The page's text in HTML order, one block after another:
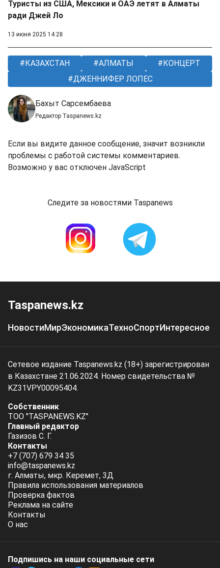
Туристы из США, Мексики и ОАЭ летят в Алматы
ради Джей Ло
13 июня 2025 14:28
КАЗАХСТАН АЛМАТЫ
КОНЦЕРТ
ДЖЕННИФЕР ЛОПЕС
Бахыт Сарсембаева
Редактор Taspanews.kz
Если вы видите данное сообщение, значит возникли
проблемы с работой системы комментариев.
Возможно у вас отключен JavaScript
Следите за новостями Taspanews
Taspanews.kz
НовостиМирЭкономикаТехноСпортИнтересное
Сетевое издание Taspanews.kz (18+) зарегистрирован
в Казахстане 21.06.2024. Номер свидетельства №
KZ31VPY00095404.
Собственник
ТОО "TASPANEWS.KZ"
Главный редактор
Газизов С. Г.
Контакты
+7 (707) 679 34 35
info@taspanews.kz
г. Алматы, мкр. Керемет, 3Д
Правила использования материалов
Проверка фактов
Реклама на сайте
Контакты
О нас
Подпишись на наши социальные cети